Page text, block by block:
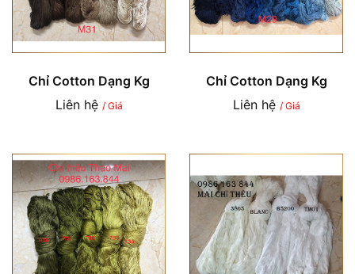
Chỉ Cotton Dạng Kg
Liên hệ / Giá
Chỉ Cotton Dạng Kg
Liên hệ / Giá